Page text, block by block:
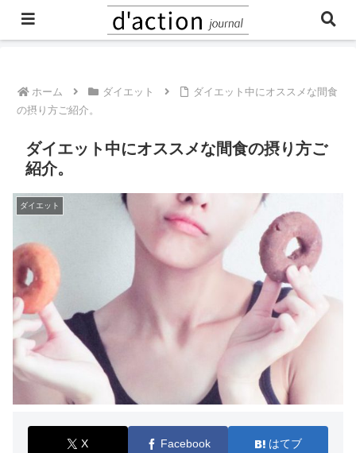
ご予約・お問合せはこちら
ホーム ダイエット
ダイエット中にオススメな間食
の摂り方ご紹介。
ダイエット中にオススメな間食の摂り方ご
紹介。
ダイエット
X Facebook はてブ